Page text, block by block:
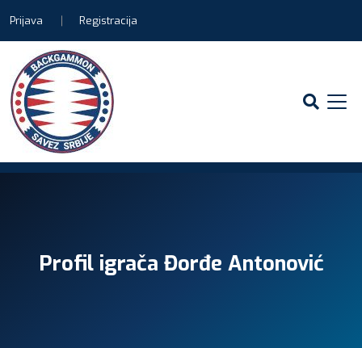
Prijava Registracija
Profil igrača Đorđe Antonović